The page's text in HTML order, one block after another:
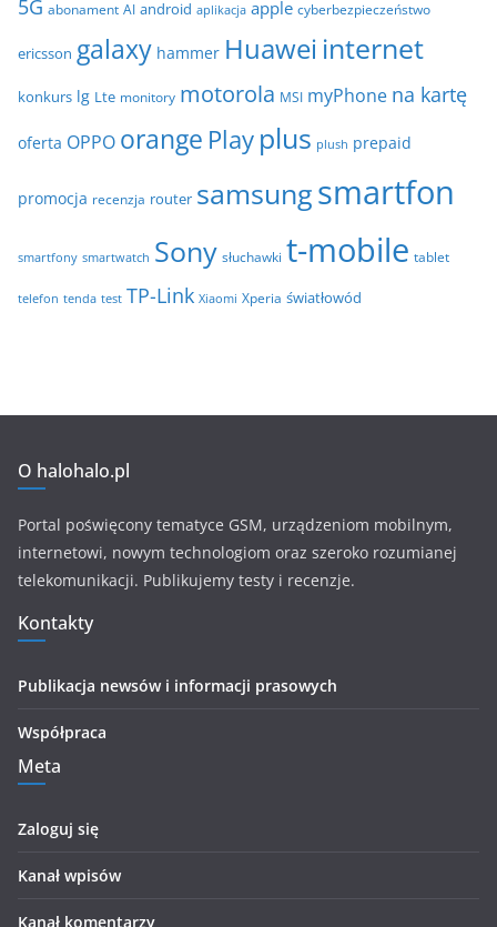
w
5G abonament AI android aplikacja apple cyberbezpieczeństwo
ericsson galaxy hammer Huawei internet
konkurs lg Lte monitory motorola MSI myPhone na kartę
oferta OPPO orange Play plus plush prepaid
promocja recenzja router samsungsmartfon
smartfony smartwatch Sony słuchawki t-mobile tablet
telefon tenda test TP-Link Xiaomi Xperia światłowód
O halohalo.pl
Portal poświęcony tematyce GSM, urządzeniom mobilnym,
internetowi, nowym technologiom oraz szeroko rozumianej
telekomunikacji. Publikujemy testy i recenzje.
Kontakty
Publikacja newsów i informacji prasowych
Współpraca
Meta
Zaloguj się
Kanał wpisów
Kanał komentarzy